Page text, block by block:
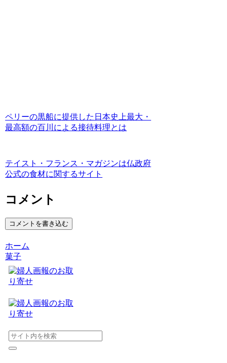
ペリーの黒船に提供した日本史上最大・
最高額の百川による接待料理とは
テイスト・フランス・マガジンは仏政府
公式の食材に関するサイト
コメント
コメントを書き込む
ホーム
菓子